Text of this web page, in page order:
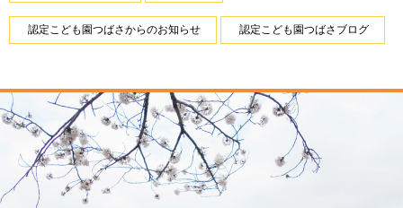
認定こども園つばさからのお知らせ 認定こども園つばさブログ